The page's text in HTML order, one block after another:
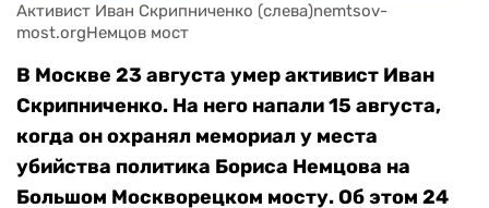
Активист Иван Скрипниченко (слева)nemtsov-
most.orgНемцов мост
В Москве 23 августа умер активист Иван
Скрипниченко. На него напали 15 августа,
когда он охранял мемориал у места
убийства политика Бориса Немцова на
Большом Москворецком мосту. Об этом 24